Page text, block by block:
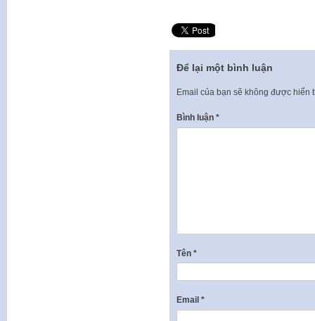
Để lại một bình luận
Email của bạn sẽ không được hiển
Bình luận *
Tên *
Email *